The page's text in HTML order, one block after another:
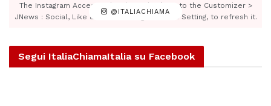
@ITALIACHIAMA
The Instagram Access Token is expired, Go to the Customizer >
JNews : Social, Like & View > Instagram Feed Setting, to refresh it.
Segui ItaliaChiamaItalia su Facebook